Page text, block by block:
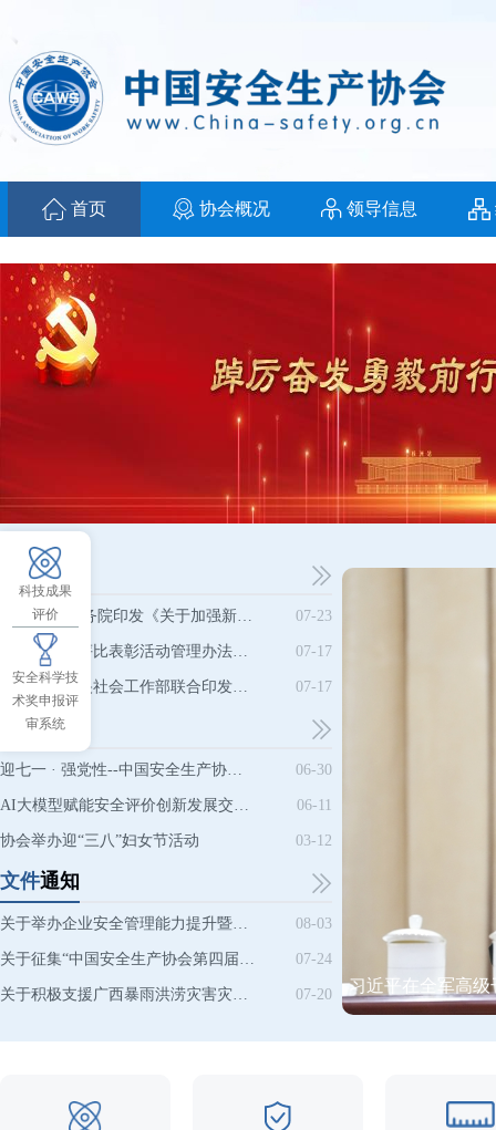
首页 协会概况 领导信息
综合要闻
中共中央 国务院印发《关于加强新时代社会工作的意见》 07-23
《社会组织评比表彰活动管理办法》解读 07-17
民政部、中央社会工作部联合印发《社会组织评比表彰活动管理办法》 07-17
协会动态
迎七一 · 强党性--中国安全生产协会开展主题党日活动 06-30
AI大模型赋能安全评价创新发展交流会暨法规标准宣贯培训班在深圳成功举办 06-11
协会举办迎“三八”妇女节活动 03-12
文件通知
关于举办企业安全管理能力提升暨安全风险管控对标学习交流培训班的通知 08-03
关于征集“中国安全生产协会第四届安全科技大会会务服务项目”供应商的通知 07-24
关于积极支援广西暴雨洪涝灾害灾后重建的倡议书 07-20 习近平在全军高
科技成果
评价
安全科学技
术奖申报评
审系统